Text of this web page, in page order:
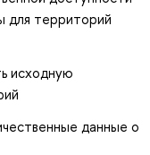
для территорий
исходную
данные о